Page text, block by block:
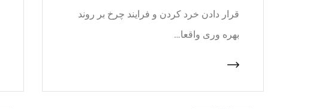
قرار دادن خرد کردن و فرایند چرخ بر روند
بهره وری واقعا…